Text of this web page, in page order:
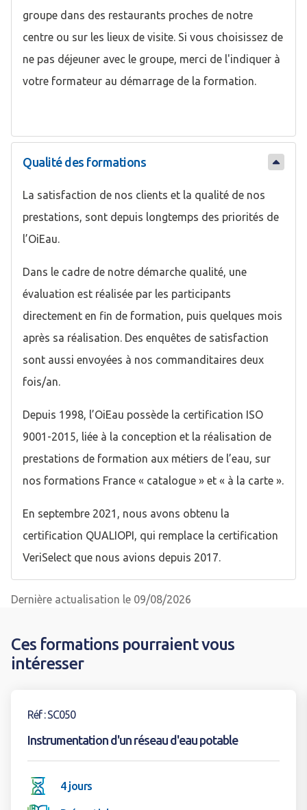
groupe dans des restaurants proches de notre
centre ou sur les lieux de visite. Si vous choisissez de
ne pas déjeuner avec le groupe, merci de l'indiquer à
votre formateur au démarrage de la formation.
Qualité des formations
La satisfaction de nos clients et la qualité de nos
prestations, sont depuis longtemps des priorités de
l’OiEau.
Dans le cadre de notre démarche qualité, une
évaluation est réalisée par les participants
directement en fin de formation, puis quelques mois
après sa réalisation. Des enquêtes de satisfaction
sont aussi envoyées à nos commanditaires deux
fois/an.
Depuis 1998, l’OiEau possède la certification ISO
9001-2015, liée à la conception et la réalisation de
prestations de formation aux métiers de l’eau, sur
nos formations France « catalogue » et « à la carte ».
En septembre 2021, nous avons obtenu la
certification QUALIOPI, qui remplace la certification
VeriSelect que nous avions depuis 2017.
Dernière actualisation le 09/08/2026
Ces formations pourraient vous
intéresser
Réf : SC050
Instrumentation d'un réseau d'eau potable
4 jours